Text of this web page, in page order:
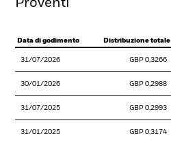
Proventi
Data di godimento Distribuzione totale
31/07/2026 GBP 0,3266
30/01/2026 GBP 0,2988
31/07/2025 GBP 0,2993
31/01/2025 GBP 0,3174